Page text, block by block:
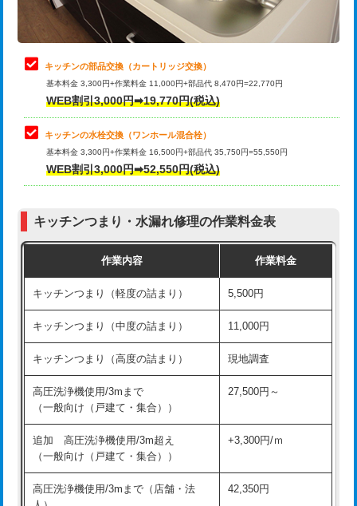
給水管工事※（土の掘削・埋め戻し作
11,000円
給水管工事※（塩ビ管（VP・HI）使
用/3ｍまで)
給水管工事※（塩ビ管（VP・HI）使
用（追加）/3ｍ超え)
給水管工事※（ライニング鋼管・銅
管・ポリ管・HT管使用/3ｍまで)
44,000円
管・ポリ管・HT管使用/3ｍ超え)
排水管工事（土の掘削・埋め戻し作
11,000円~
排水管工事（排水管工事/3ｍまで） 55,000円
排水管工事（追加 排水管工事/3ｍ超
+11,000円
マス交換（深さ50㎝未満）
マス交換（深さ50㎝以上） 66,000円
コンクリート斫り（厚さ10㎝まで）
理・調整・分解・加工など（軽作業）
止水・漏水調査・防水処理・清掃・修
理・調整・分解・加工など（中作業）
22,000円
止水・漏水調査・防水処理・清掃・修
理・調整・分解・加工など（重作業）
33,000円
お風呂タンク脱着
その他部品の脱着
式・ワンホール）)
交換・取付(排水栓・排水トラップ
22,000円+材料費
持込商品取付（単水栓）
持込商品取付（混合水栓） 16,500円
キッチンの部品交換（カートリッジ交換）
基本料金 3,300円+作業料金 11,000円+部品代 8,470円=22,770円
WEB割引3,000円➡19,770円(税込)
キッチンの水栓交換（ワンホール混合栓）
基本料金 3,300円+作業料金 16,500円+部品代 35,750円=55,550円
WEB割引3,000円➡52,550円(税込)
キッチンつまり・水漏れ修理の作業料金表
作業内容 作業料金
キッチンつまり（軽度の詰まり） 5,500円
キッチンつまり（中度の詰まり） 11,000円
キッチンつまり（高度の詰まり） 現地調査
高圧洗浄機使用/3mまで
（一般向け（戸建て・集合））
27,500円～
追加 高圧洗浄機使用/3m超え
（一般向け（戸建て・集合））
+3,300円/ｍ
高圧洗浄機使用/3mまで（店舗・法
42,350円